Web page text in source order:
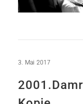
3. Mai 2017